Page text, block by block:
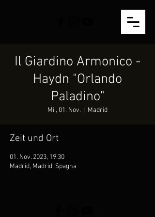
Il Giardino Armonico -
Haydn "Orlando
Paladino"
Mi., 01. Nov. Madrid
Zeit und Ort
01. Nov. 2023, 19:30
Madrid, Madrid, Spagna